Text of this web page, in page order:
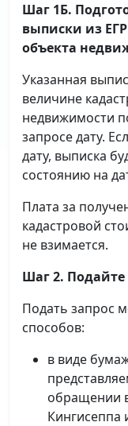
Шаг 1Б.
выписки из
объекта
Указанная
величине
недвижимости
запросе дату.
дату, выписка
состоянию на
Плата за
кадастровой
не взимается.
Шаг 2. Подайте
Подать запрос
способов:
в виде
обращении